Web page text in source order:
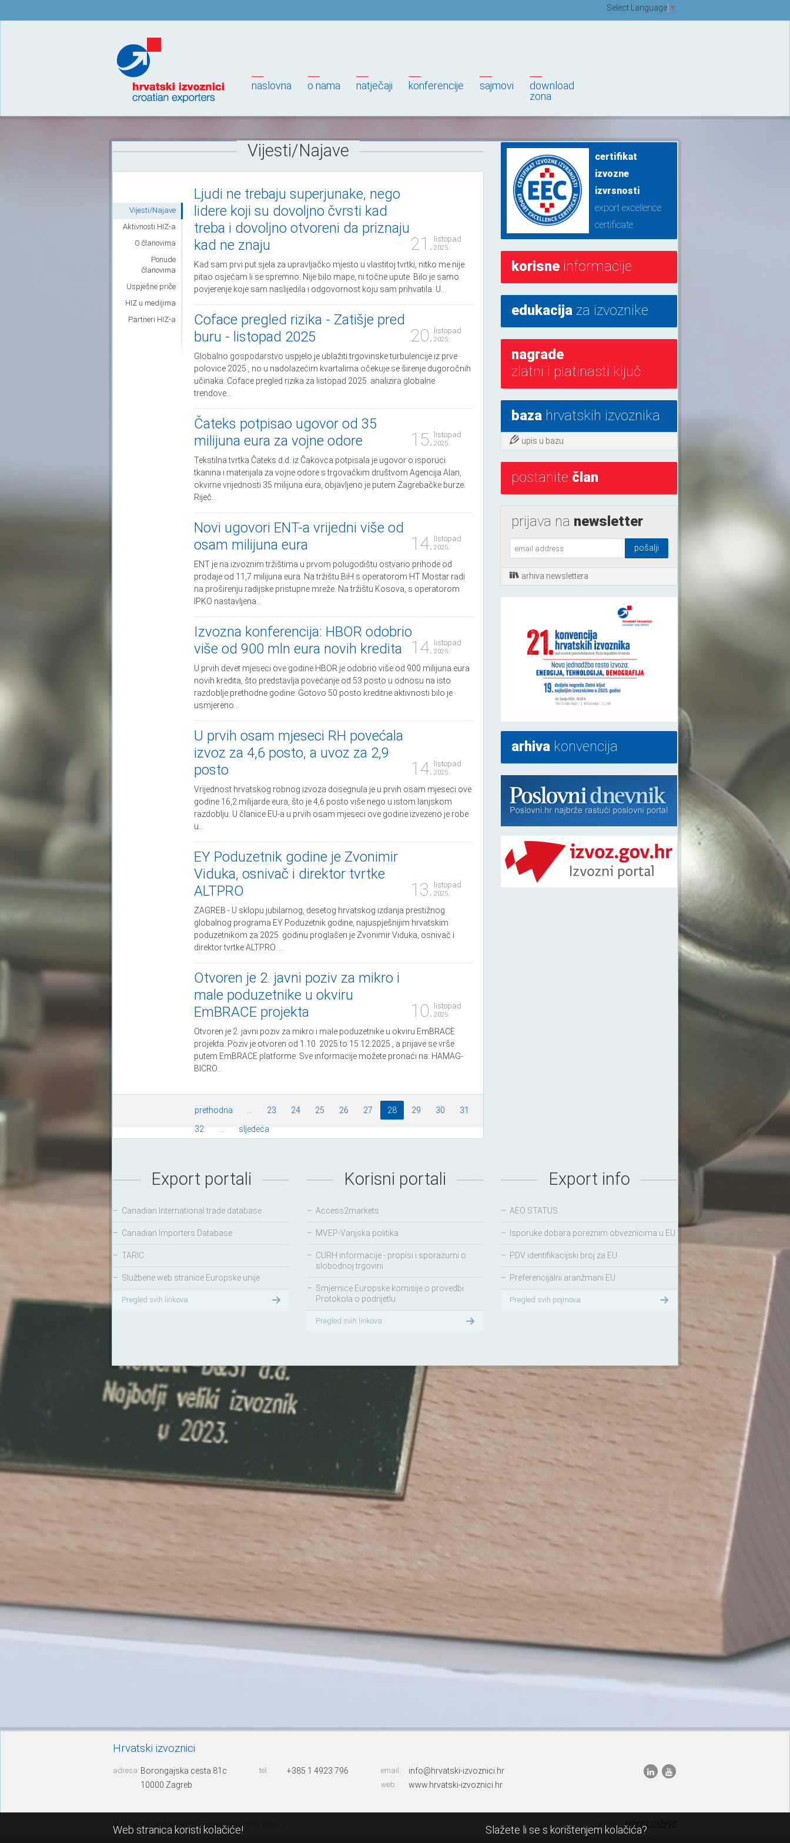
Select Language ▼
naslovna o nama natječaji konferencije sajmovi
download
zona
Vijesti/Najave
Vijesti/Najave
Aktivnosti HIZ-a
O članovima
Ponude
članovima
Uspješne priče
HIZ u medijima
Partneri HIZ-a
21. listopad
2025.
Ljudi ne trebaju superjunake, nego
lidere koji su dovoljno čvrsti kad
treba i dovoljno otvoreni da priznaju
kad ne znaju
Kad sam prvi put sjela za upravljačko mjesto u vlastitoj tvrtki, nitko me nije
pitao osjećam li se spremno. Nije bilo mape, ni točne upute. Bilo je samo
povjerenje koje sam naslijedila i odgovornost koju sam prihvatila. U...
20. listopad
2025.
Coface pregled rizika - Zatišje pred
buru - listopad 2025
Globalno gospodarstvo uspjelo je ublažiti trgovinske turbulencije iz prve
polovice 2025., no u nadolazećim kvartalima očekuje se širenje dugoročnih
učinaka. Coface pregled rizika za listopad 2025. analizira globalne
trendove...
15. listopad
2025.
Čateks potpisao ugovor od 35
milijuna eura za vojne odore
Tekstilna tvrtka Čateks d.d. iz Čakovca potpisala je ugovor o isporuci
tkanina i materijala za vojne odore s trgovačkim društvom Agencija Alan,
okvirne vrijednosti 35 milijuna eura, objavljeno je putem Zagrebačke burze.
Riječ...
14. listopad
2025.
Novi ugovori ENT-a vrijedni više od
osam milijuna eura
ENT je na izvoznim tržištima u prvom polugodištu ostvario prihode od
prodaje od 11,7 milijuna eura. Na tržištu BiH s operatorom HT Mostar radi
na proširenju radijske pristupne mreže. Na tržištu Kosova, s operatorom
IPKO nastavljena...
14. listopad
2025.
Izvozna konferencija: HBOR odobrio
više od 900 mln eura novih kredita
U prvih devet mjeseci ove godine HBOR je odobrio više od 900 milijuna eura
novih kredita, što predstavlja povećanje od 53 posto u odnosu na isto
razdoblje prethodne godine. Gotovo 50 posto kreditne aktivnosti bilo je
usmjereno...
14. listopad
2025.
U prvih osam mjeseci RH povećala
izvoz za 4,6 posto, a uvoz za 2,9
posto
Vrijednost hrvatskog robnog izvoza dosegnula je u prvih osam mjeseci ove
godine 16,2 milijarde eura, što je 4,6 posto više nego u istom lanjskom
razdoblju. U članice EU-a u prvih osam mjeseci ove godine izvezeno je robe
u...
13. listopad
2025.
EY Poduzetnik godine je Zvonimir
Viduka, osnivač i direktor tvrtke
ALTPRO
ZAGREB - U sklopu jubilarnog, desetog hrvatskog izdanja prestižnog
globalnog programa EY Poduzetnik godine, najuspješnijim hrvatskim
poduzetnikom za 2025. godinu proglašen je Zvonimir Viduka, osnivač i
direktor tvrtke ALTPRO. ...
10. listopad
2025.
Otvoren je 2. javni poziv za mikro i
male poduzetnike u okviru
EmBRACE projekta
Otvoren je 2. javni poziv za mikro i male poduzetnike u okviru EmBRACE
projekta. Poziv je otvoren od 1.10. 2025 to 15.12.2025., a prijave se vrše
putem EmBRACE platforme. Sve informacije možete pronaći na: HAMAG-
BICRO...
prethodna 23 24 25 26 27 28 29 30
31
32
sljedeća
certifikat
izvozne
izvrsnosti
export excellence
certificate
korisne informacije
edukacija za izvoznike
nagrade
zlatni i platinasti ključ
baza hrvatskih izvoznika
upis u bazu
postanite član
prijava na newsletter
arhiva newslettera
arhiva konvencija
Export portali
– Canadian International trade database
– Canadian Importers Database
– TARIC
– Službene web stranice Europske unije
Pregled svih linkova
Korisni portali
– Access2markets
– MVEP-Vanjska politika
– CURH informacije - propisi i sporazumi o
slobodnoj trgovini
– Smjernice Europske komisije o provedbi
Protokola o podrijetlu
Pregled svih linkova
Export info
– AEO STATUS
– Isporuke dobara poreznim obveznicima u EU
– PDV identifikacijski broj za EU
– Preferencijalni aranžmani EU
Pregled svih pojmova
Hrvatski izvoznici
adresa: Borongajska cesta 81c
10000 Zagreb
tel: +385 1 4923 796 email: info@hrvatski-izvoznici.hr
web: www.hrvatski-izvoznici.hr
© 2013. Hrvatski izvoznici – sva prava pridržana razvoj:
Web stranica koristi kolačiće! Slažete li se s korištenjem kolačića?